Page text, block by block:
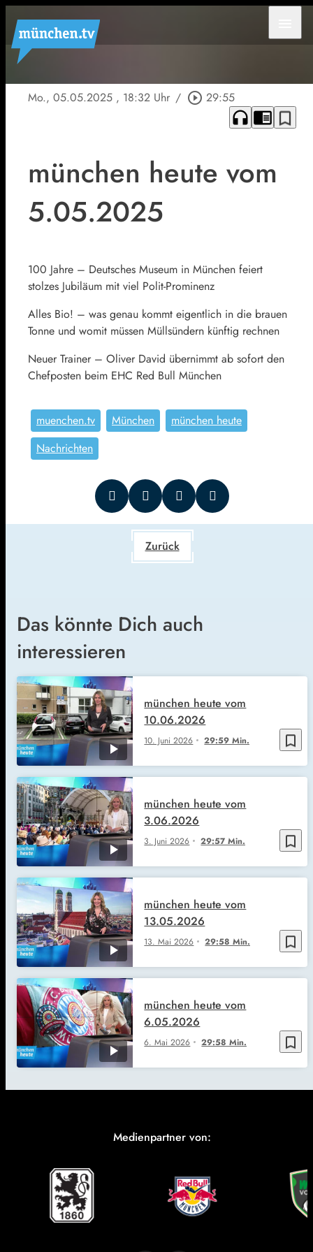
Mo., 05.05.2025 , 18:32 Uhr / play_circle_outline 29:55
headphones chrome_reader_mode bookmark_border
münchen heute vom
5.05.2025
100 Jahre – Deutsches Museum in München feiert
stolzes Jubiläum mit viel Polit-Prominenz
Alles Bio! – was genau kommt eigentlich in die brauen
Tonne und womit müssen Müllsündern künftig rechnen
Neuer Trainer – Oliver David übernimmt ab sofort den
Chefposten beim EHC Red Bull München
muenchen.tv München
münchen heute
Nachrichten
Zurück
Das könnte Dich auch
interessieren
bookmark_border
10. Juni 2026 29:59 Min.
münchen heute vom
10.06.2026
bookmark_border
3. Juni 2026 29:57 Min.
münchen heute vom
3.06.2026
bookmark_border
13. Mai 2026 29:58 Min.
münchen heute vom
13.05.2026
bookmark_border
6. Mai 2026 29:58 Min.
münchen heute vom
6.05.2026
Medienpartner von: